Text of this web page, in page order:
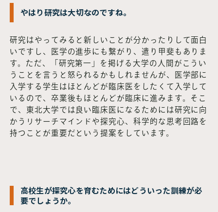
やはり研究は大切なのですね。
研究はやってみると新しいことが分かったりして面白
いですし、医学の進歩にも繋がり、遣り甲斐もありま
す。ただ、「研究第一」を掲げる大学の人間がこうい
うことを言うと怒られるかもしれませんが、医学部に
入学する学生はほとんどが臨床医をしたくて入学して
いるので、卒業後もほとんどが臨床に進みます。そこ
で、東北大学では良い臨床医になるためには研究に向
かうリサーチマインドや探究心、科学的な思考回路を
持つことが重要だという提案をしています。
高校生が探究心を育むためにはどういった訓練が必
要でしょうか。